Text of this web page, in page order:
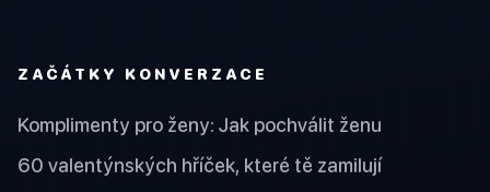
ZAČÁTKY KONVERZACE
Komplimenty pro ženy: Jak pochválit ženu
60 valentýnských hříček, které tě zamilují